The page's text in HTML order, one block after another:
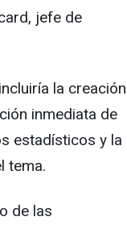
jefe de
la creación
inmediata de
estadísticos y la
tema.
de las